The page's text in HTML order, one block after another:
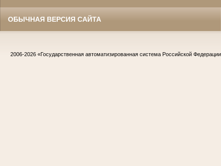
ОБЫЧНАЯ ВЕРСИЯ САЙТА
2006-2026 «Государственная автоматизированная система Российской